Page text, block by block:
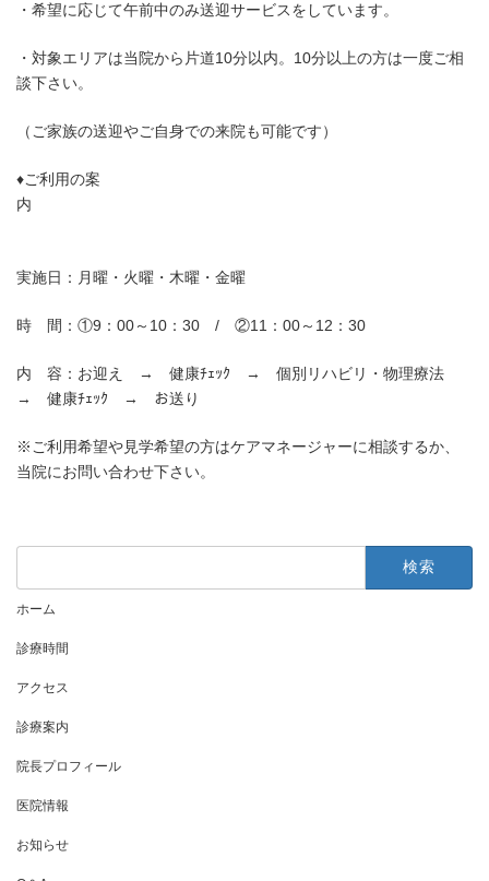
・希望に応じて午前中のみ送迎サービスをしています。
・対象エリアは当院から片道10分以内。10分以上の方は一度ご相
談下さい。
（ご家族の送迎やご自身での来院も可能です）
♦ご利用の案
内
実施日：月曜・火曜・木曜・金曜
時 間：①9：00～10：30 / ②11：00～12：30
内 容：お迎え → 健康ﾁｪｯｸ → 個別リハビリ・物理療法
→ 健康ﾁｪｯｸ → お送り
※ご利用希望や見学希望の方はケアマネージャーに相談するか、
当院にお問い合わせ下さい。
検
ホーム
診療時間
アクセス
診療案内
院長プロフィール
医院情報
お知らせ